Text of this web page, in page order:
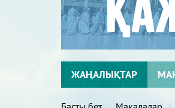
ЖАҢАЛЫҚТАР